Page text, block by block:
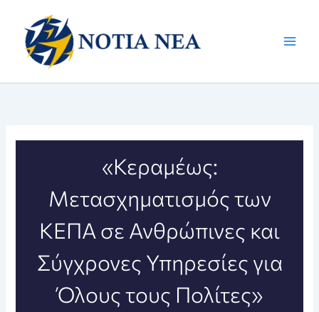
περιεχόμενο
«Κεραμέως:
Μετασχηματισμός των
ΚΕΠΑ σε Ανθρώπινες και
Σύγχρονες Υπηρεσίες για
Όλους τους Πολίτες»